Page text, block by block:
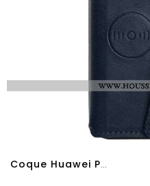
Coque Huawei Pura 80 Effet Cuir Porte-Cartes